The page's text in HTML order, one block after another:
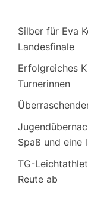
Silber für Eva
Landesfinale
Erfolgreiches
Turnerinnen
Spaß und eine
TG-
Reute ab